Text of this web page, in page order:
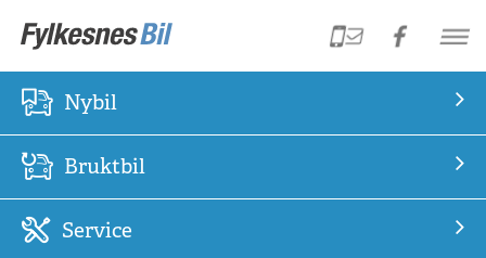
Nybil
Bruktbil
Service